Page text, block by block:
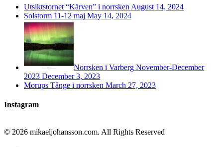
Utsiktstornet “Kärven” i norrsken August 14, 2024
Solstorm 11-12 maj May 14, 2024
Norrsken i Varberg November-December
2023 December 3, 2023
Morups Tånge i norrsken March 27, 2023
Instagram
© 2026 mikaeljohansson.com. All Rights Reserved